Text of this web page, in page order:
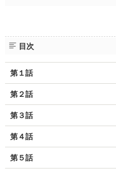
目次
第１話
第２話
第３話
第４話
第５話